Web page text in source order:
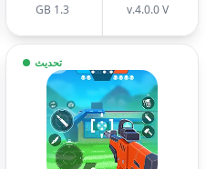
v.4.0.0 V
1.3 GB
تحديث